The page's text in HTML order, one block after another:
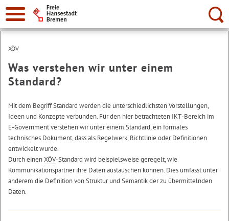
Suche:
XÖV
Was verstehen wir unter einem
Standard?
Mit dem Begriff Standard werden die unterschiedlichsten Vorstellungen,
Ideen und Konzepte verbunden. Für den hier betrachteten IKT-Bereich im
E-Governmentverstehen wir unter einem Standard, ein formales
technisches Dokument, dass als Regelwerk, Richtlinie oder Definitionen
entwickelt wurde.
Durch einenXÖV-Standard wird beispielsweise geregelt, wie
Kommunikationspartner ihre Daten austauschen können. Dies umfasst unter
anderem die Definition von Struktur und Semantik der zu übermittelnden
Daten.